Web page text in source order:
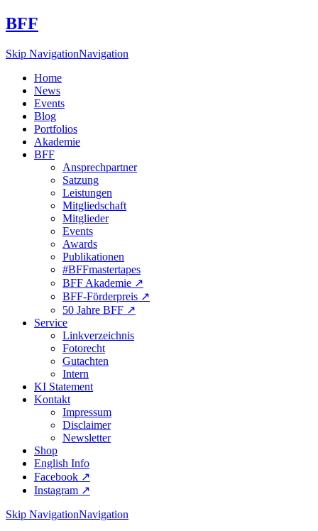
BFF
Skip NavigationNavigation
Home
News
Events
Blog
Portfolios
Akademie
BFF
Ansprechpartner
Satzung
Leistungen
Mitgliedschaft
Mitglieder
Events
Awards
Publikationen
#BFFmastertapes
BFF Akademie ↗︎
BFF-Förderpreis ↗︎
50 Jahre BFF ↗︎
Service
Linkverzeichnis
Fotorecht
Gutachten
Intern
KI Statement
Kontakt
Impressum
Disclaimer
Newsletter
Shop
English Info
Facebook ↗︎
Instagram ↗︎
Skip NavigationNavigation